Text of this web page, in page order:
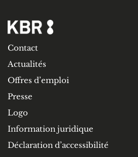
Contact
Actualités
Offres d’emploi
Presse
Logo
Information juridique
Déclaration d’accessibilité